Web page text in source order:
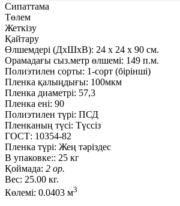
Сипаттама
Төлем
Жеткізу
Қайтару
Өлшемдері (ДxШxВ): 24 x 24 x 90 см.
Орамадағы сыз.метр өлшемі: 149 п.м.
Полиэтилен сорты: 1-сорт (бірінші)
Пленка қалыңдығы: 100мкм
Пленка диаметрі: 57,3
Пленка ені: 90
Полиэтилен түрі: ПСД
Пленканың түсі: Түссіз
ГОСТ: 10354-82
Пленка түрі: Жең тәріздес
В упаковке:: 25 кг
Қоймада: 2 ор.
Вес: 25.00 кг.
Көлемі: 0.0403 м3